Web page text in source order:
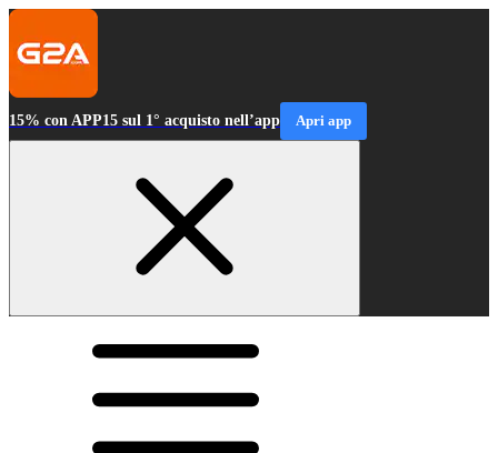
15% con APP15 sul 1° acquisto nell’app Apri app